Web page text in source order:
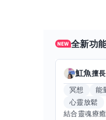
全新功
魟魚擅
冥想 能
心靈放鬆